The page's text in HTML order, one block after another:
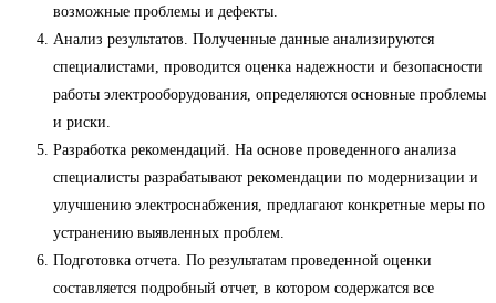
возможные проблемы и дефекты.
Анализ результатов. Полученные данные анализируются
специалистами, проводится оценка надежности и безопасности
работы электрооборудования, определяются основные проблемы
и риски.
Разработка рекомендаций. На основе проведенного анализа
специалисты разрабатывают рекомендации по модернизации и
улучшению электроснабжения, предлагают конкретные меры по
устранению выявленных проблем.
Подготовка отчета. По результатам проведенной оценки
составляется подробный отчет, в котором содержатся все